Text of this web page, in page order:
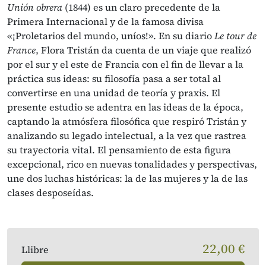
Unión obrera (1844) es un claro precedente de la
Primera Internacional y de la famosa divisa
«¡Proletarios del mundo, uníos!». En su diarioLe tour de
France, Flora Tristán da cuenta de un viaje que realizó
por el sur y el este de Francia con el fin de llevar a la
práctica sus ideas: su filosofía pasa a ser total al
convertirse en una unidad de teoría y praxis. El
presente estudio se adentra en las ideas de la épo­ca,
captando la atmósfera filosófica que respiró Tristán y
analizando su legado intelectual, a la vez que rastrea
su trayectoria vital. El pensamiento de esta figura
excepcio­nal, rico en nuevas tonalidades y perspectivas,
une dos luchas históricas: la de las mujeres y la de las
clases des­poseídas.
Llibre 22,00 €